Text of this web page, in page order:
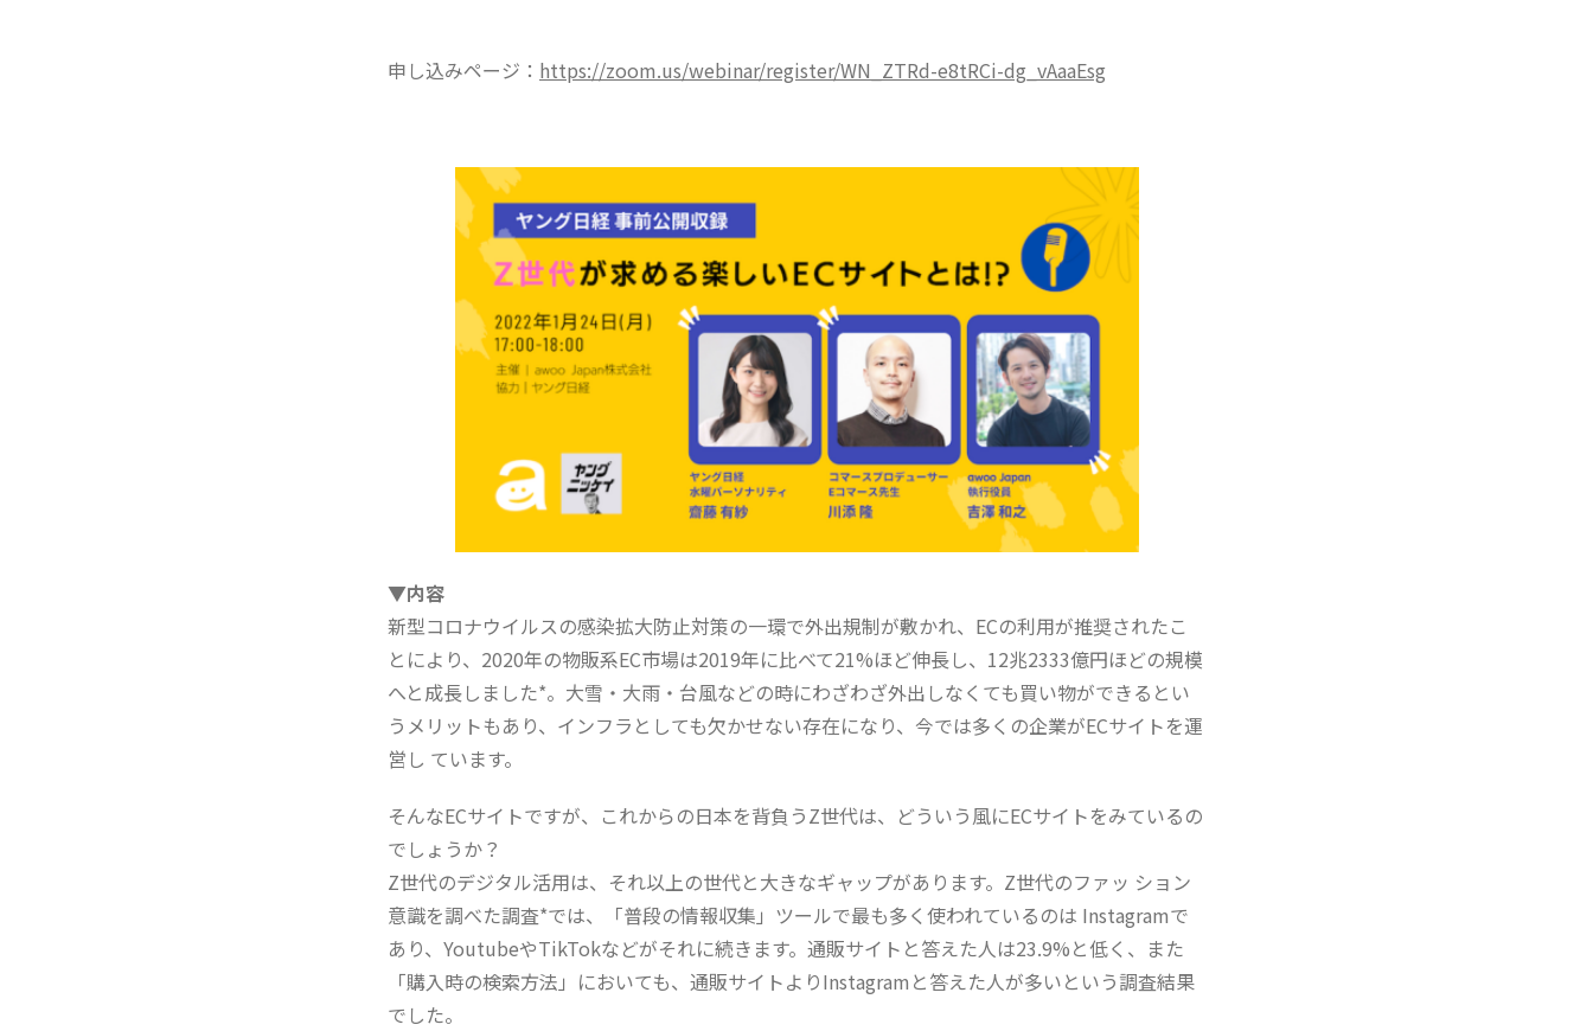
申し込みページ： https://zoom.us/webinar/register/WN_ZTRd-e8tRCi-dg_vAaaEsg
▼内容
新型コロナウイルスの感染拡大防止対策の一環で外出規制が敷かれ、ECの利用が推奨されたこ
とにより、2020年の物販系EC市場は2019年に比べて21%ほど伸長し、12兆2333億円ほどの規模
へと成長しました*。大雪・大雨・台風などの時にわざわざ外出しなくても買い物ができるとい
うメリットもあり、インフラとしても欠かせない存在になり、今では多くの企業がECサイトを運
営し ています。
そんなECサイトですが、これからの日本を背負うZ世代は、どういう風にECサイトをみているの
でしょうか？
Z世代のデジタル活用は、それ以上の世代と大きなギャップがあります。Z世代のファッ ション
意識を調べた調査*では、「普段の情報収集」ツールで最も多く使われているのは Instagramで
あり、YoutubeやTikTokなどがそれに続きます。通販サイトと答えた人は23.9%と低く、また
「購入時の検索方法」においても、通販サイトよりInstagramと答えた人が多いという調査結果
でした。